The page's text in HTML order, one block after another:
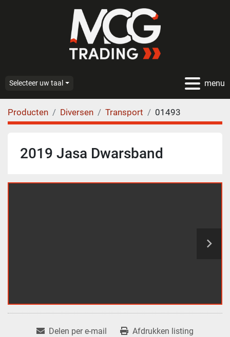
menu
Selecteer uw taal
Producten Diversen Transport 01493
2019 Jasa Dwarsband
Delen per e-mail
Afdrukken listing